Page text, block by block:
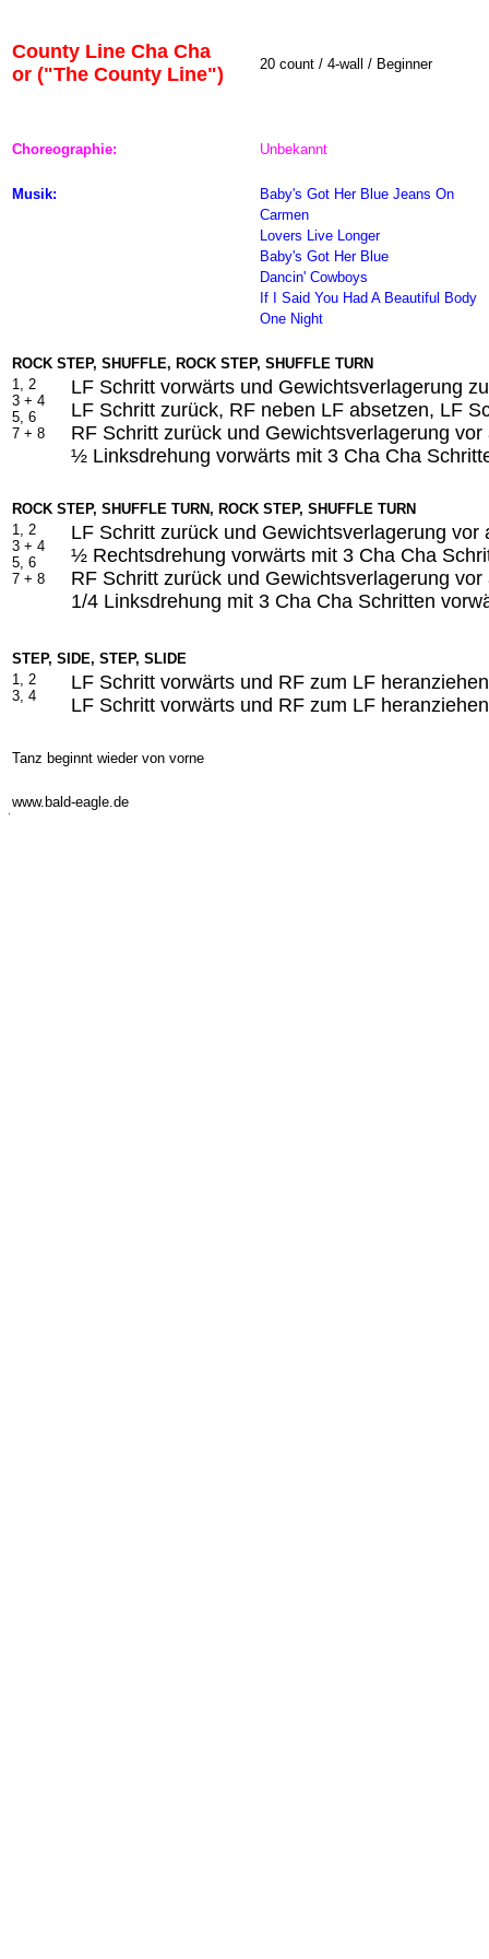
County Line Cha Cha
or ("The County Line")
20 count / 4-wall / Beginner
Choreographie: Unbekannt
Musik:
Baby's Got Her Blue Jeans On
Carmen
Lovers Live Longer
Baby's Got Her Blue
Dancin' Cowboys
If I Said You Had A Beautiful Body
One Night
ROCK STEP, SHUFFLE, ROCK STEP, SHUFFLE TURN
1, 2
3 + 4
5, 6
7 + 8
LF Schritt vorwärts und Gewichtsverlagerung
LF Schritt zurück, RF neben LF absetzen, LF
RF Schritt zurück und Gewichtsverlagerung vor
½ Linksdrehung vorwärts mit 3 Cha Cha
ROCK STEP, SHUFFLE TURN, ROCK STEP, SHUFFLE TURN
1, 2
3 + 4
5, 6
7 + 8
LF Schritt zurück und Gewichtsverlagerung vor
½ Rechtsdrehung vorwärts mit 3 Cha Cha
RF Schritt zurück und Gewichtsverlagerung vor
1/4 Linksdrehung mit 3 Cha Cha Schritten
STEP, SIDE, STEP, SLIDE
1, 2
3, 4
LF Schritt vorwärts und RF zum LF heranziehen
LF Schritt vorwärts und RF zum LF heranziehen
Tanz beginnt wieder von vorne
www.bald-eagle.de